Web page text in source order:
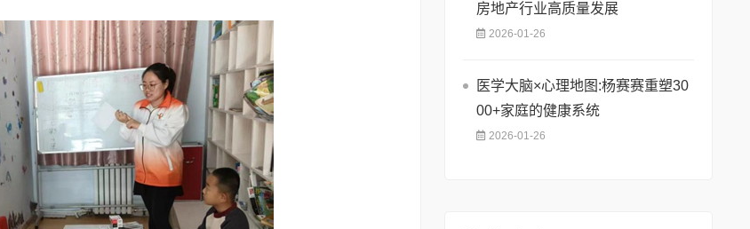
房地产行业高质量发展
2026-01-26
医学大脑×心理地图:杨赛赛重塑30
00+家庭的健康系统
2026-01-26